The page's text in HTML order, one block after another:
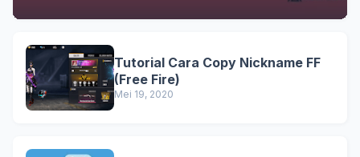
Tutorial Cara Copy Nickname FF
(Free Fire)
Mei 19, 2020